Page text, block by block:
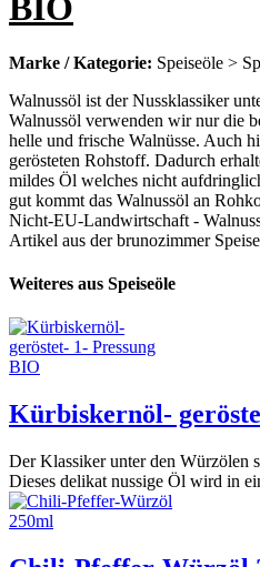
BIO
Marke / Kategorie: Speiseöle >
Walnussöl ist der Nussklassiker
Walnussöl verwenden wir nur die
helle und frische Walnüsse. Auch
gerösteten Rohstoff. Dadurch
mildes Öl welches nicht
gut kommt das Walnussöl an
Nicht-EU-Landwirtschaft -
Artikel aus der brunozimmer
Weiteres aus Speiseöle
Kürbiskernöl-
Der Klassiker unter den Würzölen
Dieses delikat nussige Öl wird in